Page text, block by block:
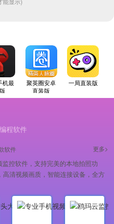
机最
聚英圈安卓
直装版
一局直装版
程软件
软件 更多>
控软件，支持完美的本地拍照功
清视频画质，智能连接设备，全方